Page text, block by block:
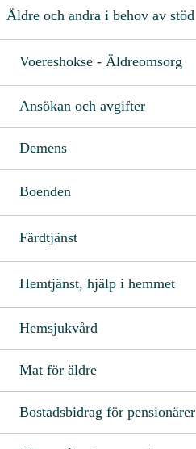
Äldre och andra i behov av stöd
Voereshokse - Äldreomsorg
Ansökan och avgifter
Demens
Boenden
Färdtjänst
Hemtjänst, hjälp i hemmet
Hemsjukvård
Mat för äldre
Bostadsbidrag för pensionärer